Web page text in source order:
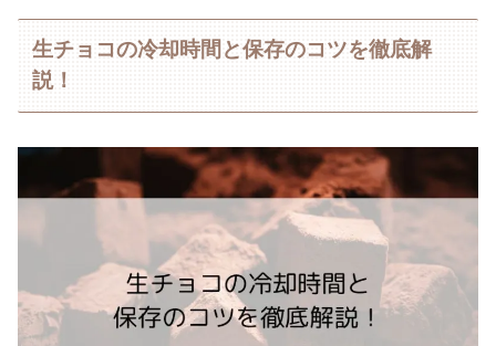
生チョコの冷却時間と保存のコツを徹底解
説！